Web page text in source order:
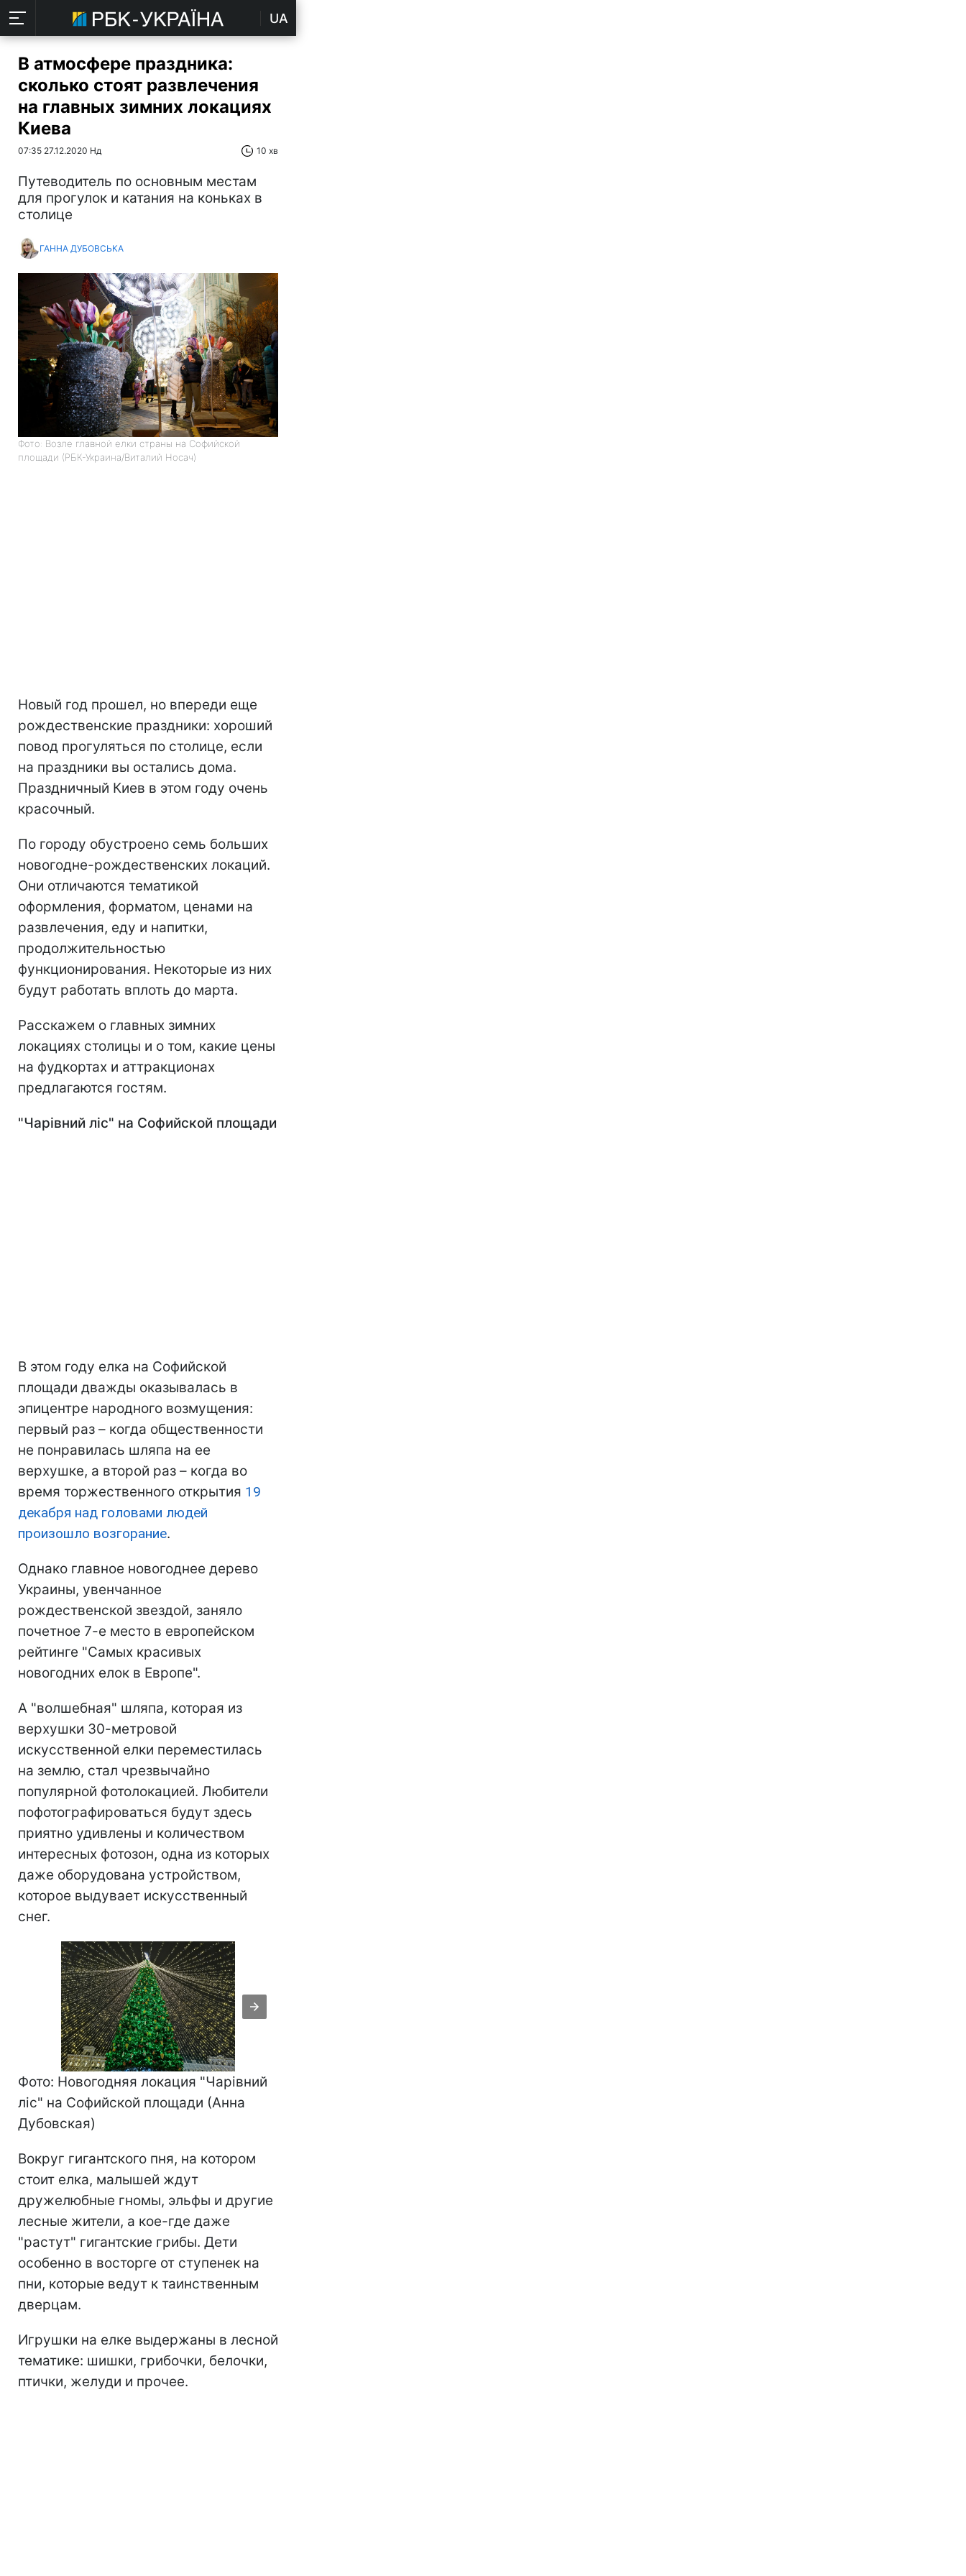
UA
В атмосфере праздника:
сколько стоят развлечения
на главных зимних локациях
Киева
07:35 27.12.2020 Нд 10 хв
Путеводитель по основным местам
для прогулок и катания на коньках в
столице
ГАННА ДУБОВСЬКА
Фото: Возле главной елки страны на Софийской
площади (РБК-Украина/Виталий Носач)
Новый год прошел, но впереди еще
рождественские праздники: хороший
повод прогуляться по столице, если
на праздники вы остались дома.
Праздничный Киев в этом году очень
красочный.
По городу обустроено семь больших
новогодне-рождественских локаций.
Они отличаются тематикой
оформления, форматом, ценами на
развлечения, еду и напитки,
продолжительностью
функционирования. Некоторые из них
будут работать вплоть до марта.
Расскажем о главных зимних
локациях столицы и о том, какие цены
на фудкортах и аттракционах
предлагаются гостям.
"Чарівний ліс" на Софийской площади
В этом году елка на Софийской
площади дважды оказывалась в
эпицентре народного возмущения:
первый раз – когда общественности
не понравилась шляпа на ее
верхушке, а второй раз – когда во
время торжественного открытия 19
декабря над головами людей
произошло возгорание.
Однако главное новогоднее дерево
Украины, увенчанное
рождественской звездой, заняло
почетное 7-е место в европейском
рейтинге "Самых красивых
новогодних елок в Европе".
А "волшебная" шляпа, которая из
верхушки 30-метровой
искусственной елки переместилась
на землю, стал чрезвычайно
популярной фотолокацией. Любители
пофотографироваться будут здесь
приятно удивлены и количеством
интересных фотозон, одна из которых
даже оборудована устройством,
которое выдувает искусственный
снег.
Фото: Новогодняя локация "Чарівний
ліс" на Софийской площади (Анна
Дубовская)
Вокруг гигантского пня, на котором
стоит елка, малышей ждут
дружелюбные гномы, эльфы и другие
лесные жители, а кое-где даже
"растут" гигантские грибы. Дети
особенно в восторге от ступенек на
пни, которые ведут к таинственным
дверцам.
Игрушки на елке выдержаны в лесной
тематике: шишки, грибочки, белочки,
птички, желуди и прочее.